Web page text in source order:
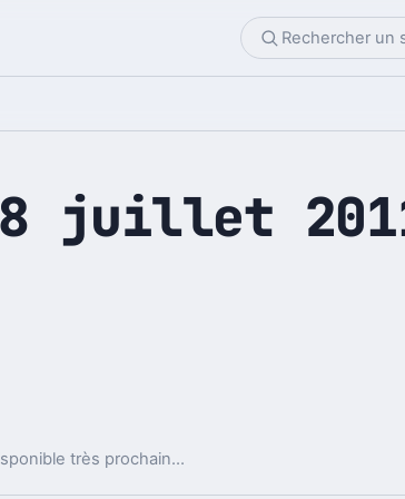
juillet
NCSoft a annoncé que le prochain patch pour Aion serait disponible très prochainement.